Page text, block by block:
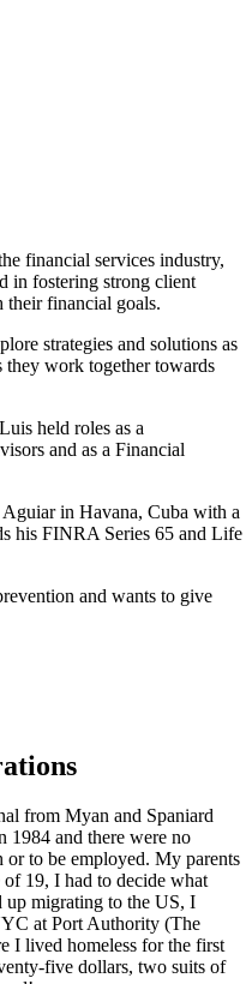
financial services industry,
in fostering strong client
their financial goals.
strategies and solutions as
they work together towards
held roles as a
and as a Financial
in Havana, Cuba with a
his FINRA Series 65 and Life
and wants to give
from Myan and Spaniard
1984 and there were no
to be employed. My parents
of 19, I had to decide what
migrating to the US, I
at Port Authority (The
I lived homeless for the first
five dollars, two suits of